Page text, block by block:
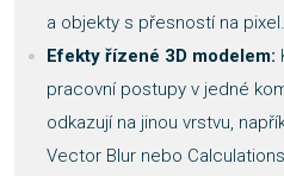
a objekty s přesností na pixel.
Efekty řízené 3D modelem:
pracovní postupy v jedné
odkazují na jinou vrstvu,
Vector Blur nebo